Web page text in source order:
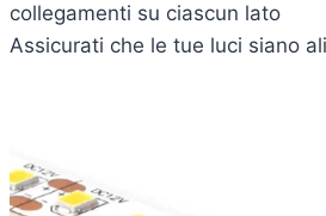
collegamenti su ciascun lato
Assicurati che le tue luci siano